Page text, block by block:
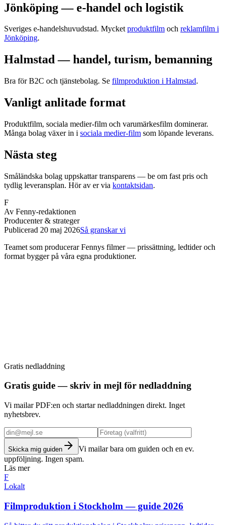
Jönköping — e-handel och logistik
Sveriges e-handelshuvudstad. Mycketproduktfilm och reklamfilm i
Jönköping.
Halmstad — handel, turism, bemanning
Bra för B2C och tjänstebolag. Se filmproduktion i Halmstad.
Vanligt anlitade format
Produktfilm, sociala medier-film och varumärkesfilm dominerar.
Många bolag växer in i sociala medier-film som löpande leverans.
Nästa steg
Småländska bolag uppskattar transparens — be om fast pris och
tydlig leveransplan. Hör av er via kontaktsidan.
F
Av Fenny-redaktionen
Producenter & strateger
Publicerad 20 maj 2026Så granskar vi
Teamet som producerar Fennys filmer — prissättning, ledtider och
format bygger på våra egna produktioner.
Boka strategimöte
Gratis nedladdning
Gratis guide — skriv in mejl för nedladdning
Vi mailar PDF:en och startar nedladdningen direkt. Inget
nyhetsbrev.
Skicka mig guiden
Vi mailar bara om guiden och en ev.
uppföljning. Ingen spam.
Läs mer
F
Lokalt
Filmproduktion i Stockholm — guide 2026